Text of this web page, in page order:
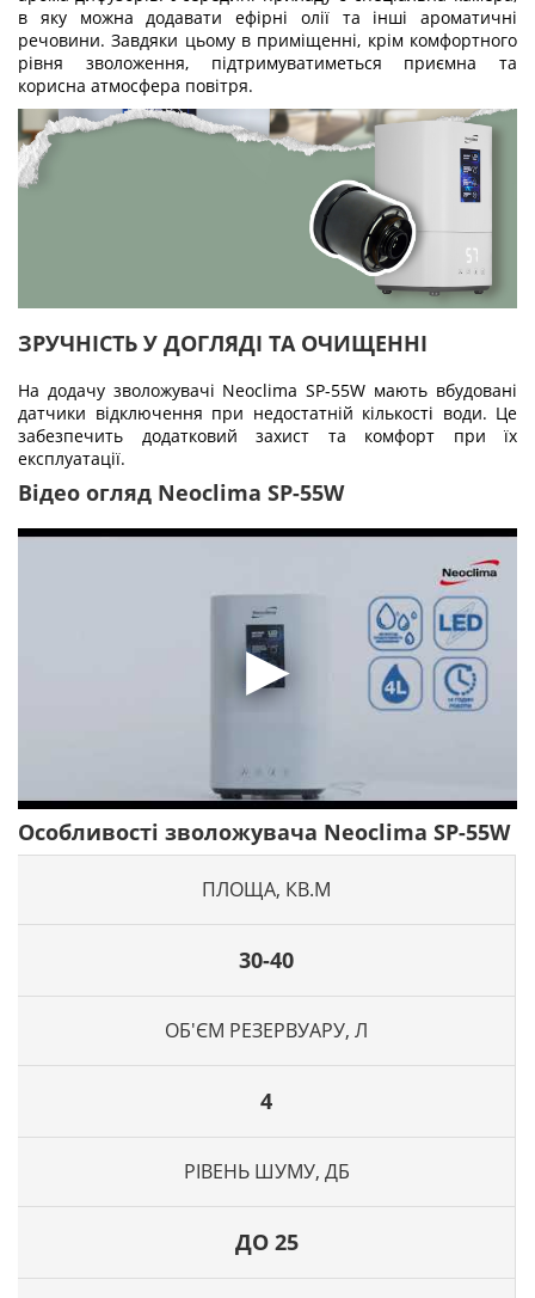
в яку можна додавати ефірні олії та інші ароматичні
речовини. Завдяки цьому в приміщенні, крім комфортного
рівня зволоження, підтримуватиметься приємна та
корисна атмосфера повітря.
ЗРУЧНІСТЬ У ДОГЛЯДІ ТА ОЧИЩЕННІ
На додачу зволожувачі Neoclima SP-55W мають вбудовані
датчики відключення при недостатній кількості води. Це
забезпечить додатковий захист та комфорт при їх
експлуатації.
Відео огляд Neoclima SP-55W
Особливості зволожувача Neoclima SP-55W
ПЛОЩА, КВ.М
ОБ'ЄМ РЕЗЕРВУАРУ, Л
РІВЕНЬ ШУМУ, ДБ
30-40
4
ДО 25